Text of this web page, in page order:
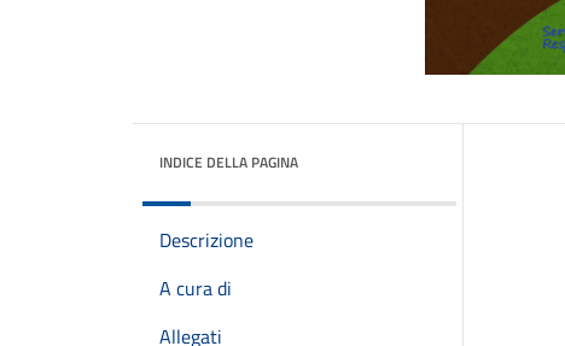
INDICE DELLA PAGINA
Descrizione
A cura di
Allegati